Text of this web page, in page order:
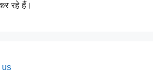
रहे हैं।
us